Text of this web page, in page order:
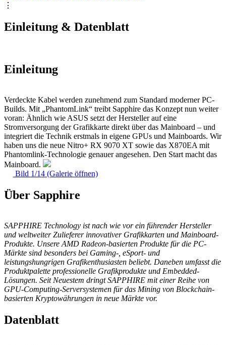
⋮
Einleitung & Datenblatt
Einleitung
Verdeckte Kabel werden zunehmend zum Standard moderner PC-
Builds. Mit „PhantomLink“ treibt Sapphire das Konzept nun weiter
voran: Ähnlich wie ASUS setzt der Hersteller auf eine
Stromversorgung der Grafikkarte direkt über das Mainboard – und
integriert die Technik erstmals in eigene GPUs und Mainboards. Wir
haben uns die neue Nitro+ RX 9070 XT sowie das X870EA mit
Phantomlink-Technologie genauer angesehen. Den Start macht das
Mainboard.
Bild 1/14 (Galerie öffnen)
Über Sapphire
SAPPHIRE Technology ist nach wie vor ein führender Hersteller
und weltweiter Zulieferer innovativer Grafikkarten und Mainboard-
Produkte. Unsere AMD Radeon-basierten Produkte für die PC-
Märkte sind besonders bei Gaming-, eSport- und
leistungshungrigen Grafikenthusiasten beliebt. Daneben umfasst die
Produktpalette professionelle Grafikprodukte und Embedded-
Lösungen. Seit Neuestem dringt SAPPHIRE mit einer Reihe von
GPU-Computing-Serversystemen für das Mining von Blockchain-
basierten Kryptowährungen in neue Märkte vor.
Datenblatt